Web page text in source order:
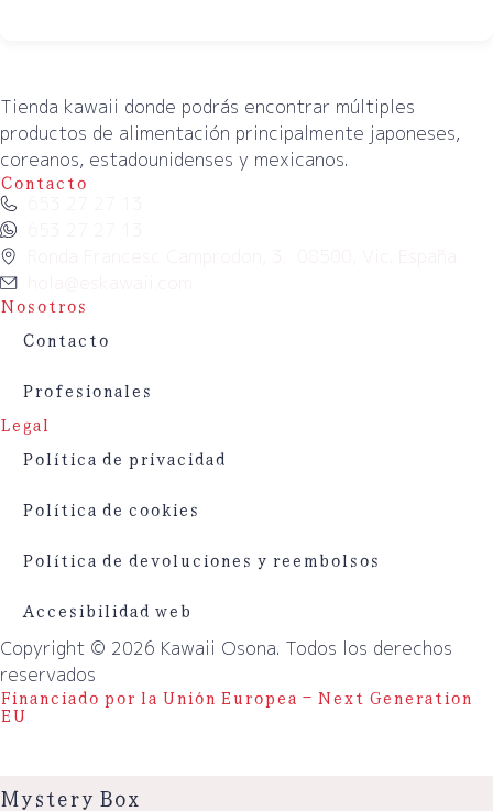
Tienda kawaii donde podrás encontrar múltiples
productos de alimentación principalmente japoneses,
coreanos, estadounidenses y mexicanos.
Contacto
Nosotros
Contacto
Profesionales
Legal
Política de privacidad
Política de cookies
Política de devoluciones y reembolsos
Accesibilidad web
Copyright © 2026 Kawaii Osona. Todos los derechos
reservados
Financiado por la Unión Europea – Next Generation
EU
Mystery Box